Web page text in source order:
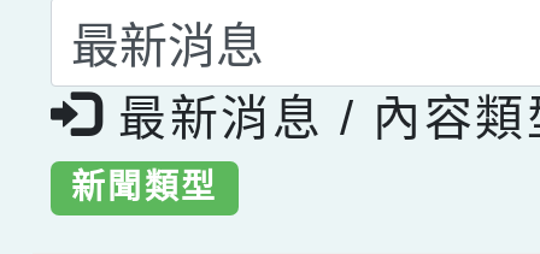
選擇後頁面內容會更
最新消息 / 內容類
新聞類型